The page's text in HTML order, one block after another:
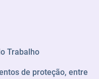
Trabalho
de proteção, entre